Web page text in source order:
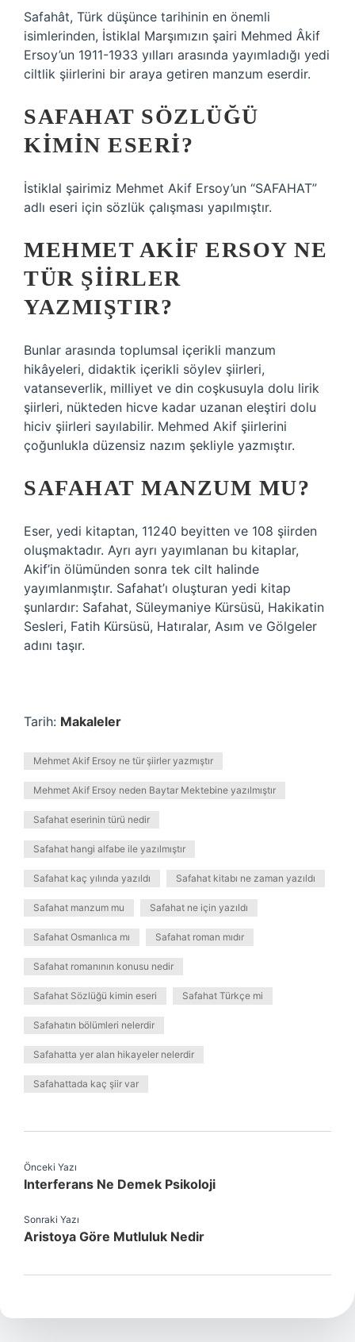
Safahât, Türk düşünce tarihinin en önemli
isimlerinden, İstiklal Marşımızın şairi Mehmed Âkif
Ersoy’un 1911-1933 yılları arasında yayımladığı yedi
ciltlik şiirlerini bir araya getiren manzum eserdir.
SAFAHAT SÖZLÜĞÜ
KIMIN ESERI?
İstiklal şairimiz Mehmet Akif Ersoy’un “SAFAHAT”
adlı eseri için sözlük çalışması yapılmıştır.
MEHMET AKIF ERSOY NE
TÜR ŞIIRLER
YAZMIŞTIR?
Bunlar arasında toplumsal içerikli manzum
hikâyeleri, didaktik içerikli söylev şiirleri,
vatanseverlik, milliyet ve din coşkusuyla dolu lirik
şiirleri, nükteden hicve kadar uzanan eleştiri dolu
hiciv şiirleri sayılabilir. Mehmed Akif şiirlerini
çoğunlukla düzensiz nazım şekliyle yazmıştır.
SAFAHAT MANZUM MU?
Eser, yedi kitaptan, 11240 beyitten ve 108 şiirden
oluşmaktadır. Ayrı ayrı yayımlanan bu kitaplar,
Akif’in ölümünden sonra tek cilt halinde
yayımlanmıştır. Safahat’ı oluşturan yedi kitap
şunlardır: Safahat, Süleymaniye Kürsüsü, Hakikatin
Sesleri, Fatih Kürsüsü, Hatıralar, Asım ve Gölgeler
adını taşır.
Tarih: Makaleler
Mehmet Akif Ersoy ne tür şiirler yazmıştır
Mehmet Akif Ersoy neden Baytar Mektebine yazılmıştır
Safahat eserinin türü nedir
Safahat hangi alfabe ile yazılmıştır
Safahat kaç yılında yazıldı Safahat kitabı ne zaman yazıldı
Safahat manzum mu Safahat ne için yazıldı
Safahat Osmanlıca mı Safahat roman mıdır
Safahat romanının konusu nedir
Safahat Sözlüğü kimin eseri Safahat Türkçe mi
Safahatın bölümleri nelerdir
Safahatta yer alan hikayeler nelerdir
Safahattada kaç şiir var
Önceki Yazı
Interferans Ne Demek Psikoloji
Sonraki Yazı
Aristoya Göre Mutluluk Nedir